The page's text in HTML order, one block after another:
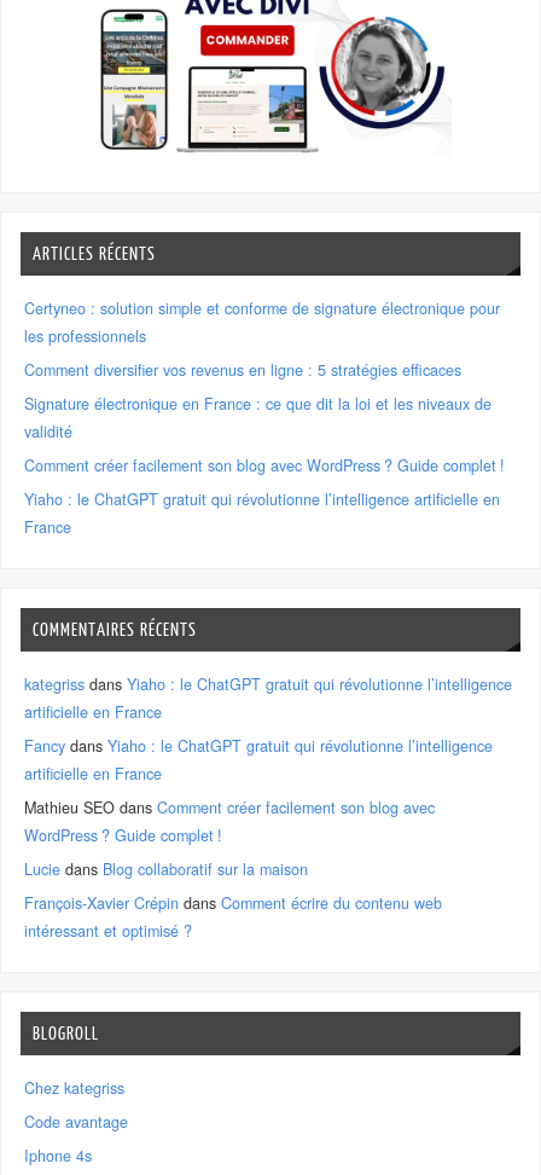
ARTICLES RÉCENTS
Certyneo : solution simple et conforme de signature électronique pour
les professionnels
Comment diversifier vos revenus en ligne : 5 stratégies efficaces
Signature électronique en France : ce que dit la loi et les niveaux de
validité
Comment créer facilement son blog avec WordPress ? Guide complet !
Yiaho : le ChatGPT gratuit qui révolutionne l’intelligence artificielle en
France
COMMENTAIRES RÉCENTS
kategriss dansYiaho : le ChatGPT gratuit qui révolutionne l’intelligence
artificielle en France
Fancy dansYiaho : le ChatGPT gratuit qui révolutionne l’intelligence
artificielle en France
Mathieu SEO dansComment créer facilement son blog avec
WordPress ? Guide complet !
Lucie dans Blog collaboratif sur la maison
François-Xavier Crépin dansComment écrire du contenu web
intéressant et optimisé ?
BLOGROLL
Chez kategriss
Code avantage
Iphone 4s